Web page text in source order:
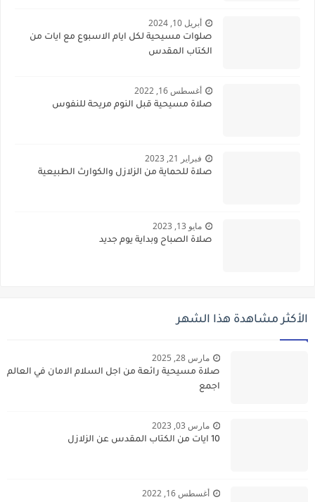
أبريل 10, 2024
صلوات مسيحية لكل ايام الاسبوع مع ايات من
الكتاب المقدس
أغسطس 16, 2022
صلاة مسيحية قبل النوم مريحة للنفوس
فبراير 21, 2023
صلاة للحماية من الزلازل والكوارث الطبيعية
مايو 13, 2023
صلاة الصباح وبداية يوم جديد
الأكثر مشاهدة هذا الشهر
مارس 28, 2025
صلاة مسيحية رائعة من اجل السلام الامان في العالم
اجمع
مارس 03, 2023
10 ايات من الكتاب المقدس عن الزلازل
أغسطس 16, 2022